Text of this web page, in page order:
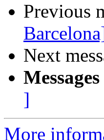
Previous
Next
]
More